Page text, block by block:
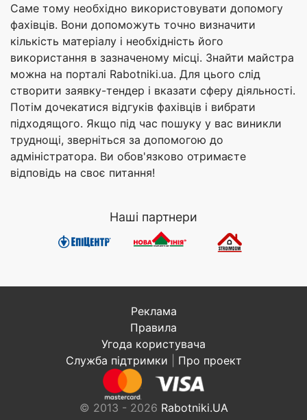
Саме тому необхідно використовувати допомогу
фахівців. Вони допоможуть точно визначити
кількість матеріалу і необхідність його
використання в зазначеному місці. Знайти майстра
можна на порталі Rabotniki.ua. Для цього слід
створити заявку-тендер і вказати сферу діяльності.
Потім дочекатися відгуків фахівців і вибрати
підходящого. Якщо під час пошуку у вас виникли
труднощі, зверніться за допомогою до
адміністратора. Ви обов'язково отримаєте
відповідь на своє питання!
Наші партнери
Реклама
Правила
Угода користувача
Служба підтримки
Про проект
© 2013 - 2026 Rabotniki.UA